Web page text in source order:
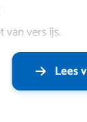
van vers ijs.
Lees